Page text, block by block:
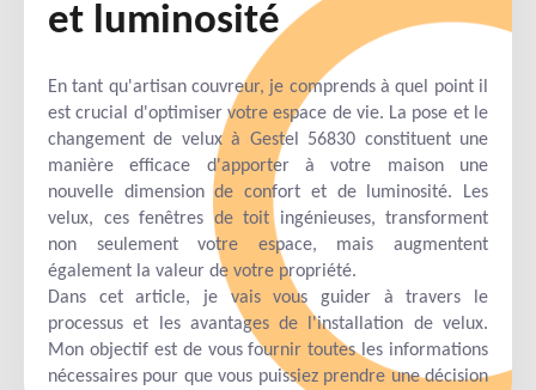
et luminosité
En tant qu'artisan couvreur, je comprends à quel point il
est crucial d'optimiser votre espace de vie. La pose et le
changement de velux à Gestel 56830 constituent une
manière efficace d'apporter à votre maison une
nouvelle dimension de confort et de luminosité. Les
velux, ces fenêtres de toit ingénieuses, transforment
non seulement votre espace, mais augmentent
également la valeur de votre propriété.
Dans cet article, je vais vous guider à travers le
processus et les avantages de l'installation de velux.
Mon objectif est de vous fournir toutes les informations
nécessaires pour que vous puissiez prendre une décision